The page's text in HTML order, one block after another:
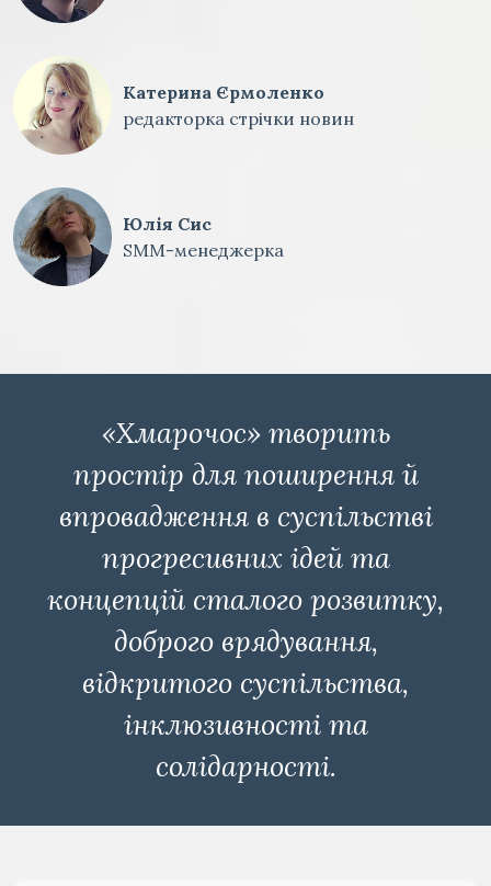
Катерина Єрмоленко
редакторка стрічки новин
Юлія Сис
SMM-менеджерка
«Хмарочос» творить
простір для поширення й
впровадження в суспільстві
прогресивних ідей та
концепцій сталого розвитку,
доброго врядування,
відкритого суспільства,
інклюзивності та
солідарності.